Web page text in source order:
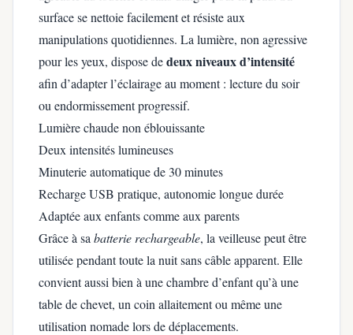
surface se nettoie facilement et résiste aux
manipulations quotidiennes. La lumière, non agressive
pour les yeux, dispose dedeux niveaux d’intensité
afin d’adapter l’éclairage au moment : lecture du soir
ou endormissement progressif.
Lumière chaude non éblouissante
Deux intensités lumineuses
Minuterie automatique de 30 minutes
Recharge USB pratique, autonomie longue durée
Adaptée aux enfants comme aux parents
Grâce à sa batterie rechargeable, la veilleuse peut être
utilisée pendant toute la nuit sans câble apparent. Elle
convient aussi bien à une chambre d’enfant qu’à une
table de chevet, un coin allaitement ou même une
utilisation nomade lors de déplacements.